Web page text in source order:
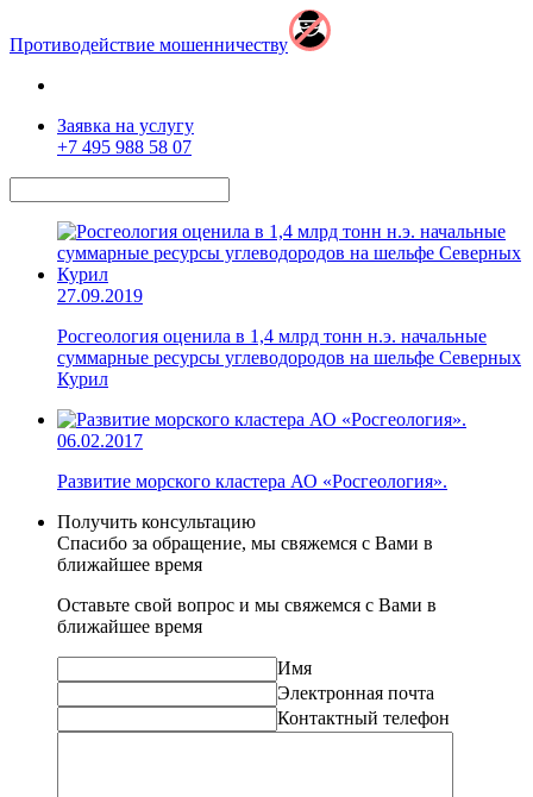
Противодействие мошенничеству
Заявка на услугу
+7 495 988 58 07
27.09.2019
Росгеология оценила в 1,4 млрд тонн н.э. начальные
суммарные ресурсы углеводородов на шельфе Северных
Курил
06.02.2017
Развитие морского кластера АО «Росгеология».
Получить консультацию
Спасибо за обращение, мы свяжемся с Вами в
ближайшее время
Оставьте свой вопрос и мы свяжемся с Вами в
ближайшее время
Имя
Электронная почта
Контактный телефон